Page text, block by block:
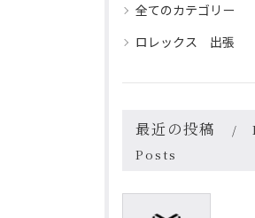
全てのカテゴリー
ロレックス 出張
最近の投稿
Posts